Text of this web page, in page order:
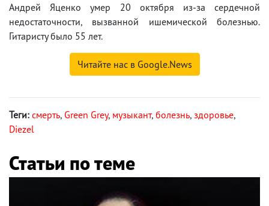
Андрей Яценко умер 20 октября из-за сердечной
недостаточности, вызванной ишемической болезнью.
Гитаристу было 55 лет.
Читайте нас в Google.News
Теги: смерть, Green Grey, музыкант, болезнь, здоровье,
Diezel
Статьи по теме